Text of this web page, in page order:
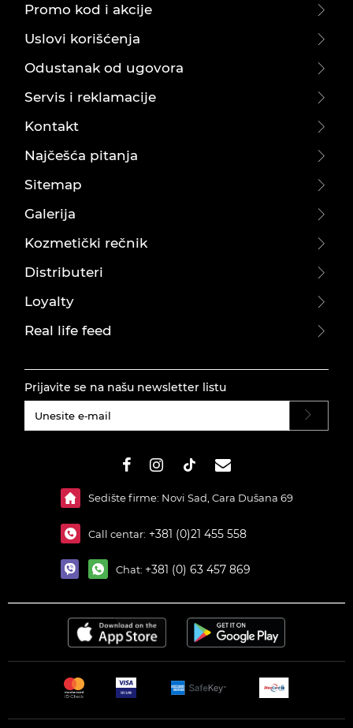
Promo kod i akcije
Uslovi korišćenja
Odustanak od ugovora
Servis i reklamacije
Kontakt
Najčešća pitanja
Sitemap
Galerija
Kozmetički rečnik
Distributeri
Loyalty
Real life feed
Prijavite se na našu newsletter listu
Sedište firme: Novi Sad, Cara Dušana 69
Call centar: +381 (0)21 455 558
Chat: +381 (0) 63 457 869